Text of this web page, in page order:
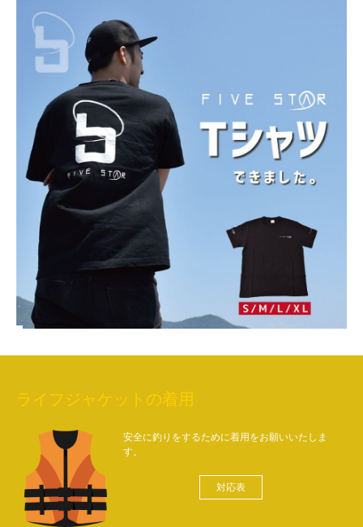
ライフジャケットの着用
安全に釣りをするために着用をお願いいたしま
す。
対応表